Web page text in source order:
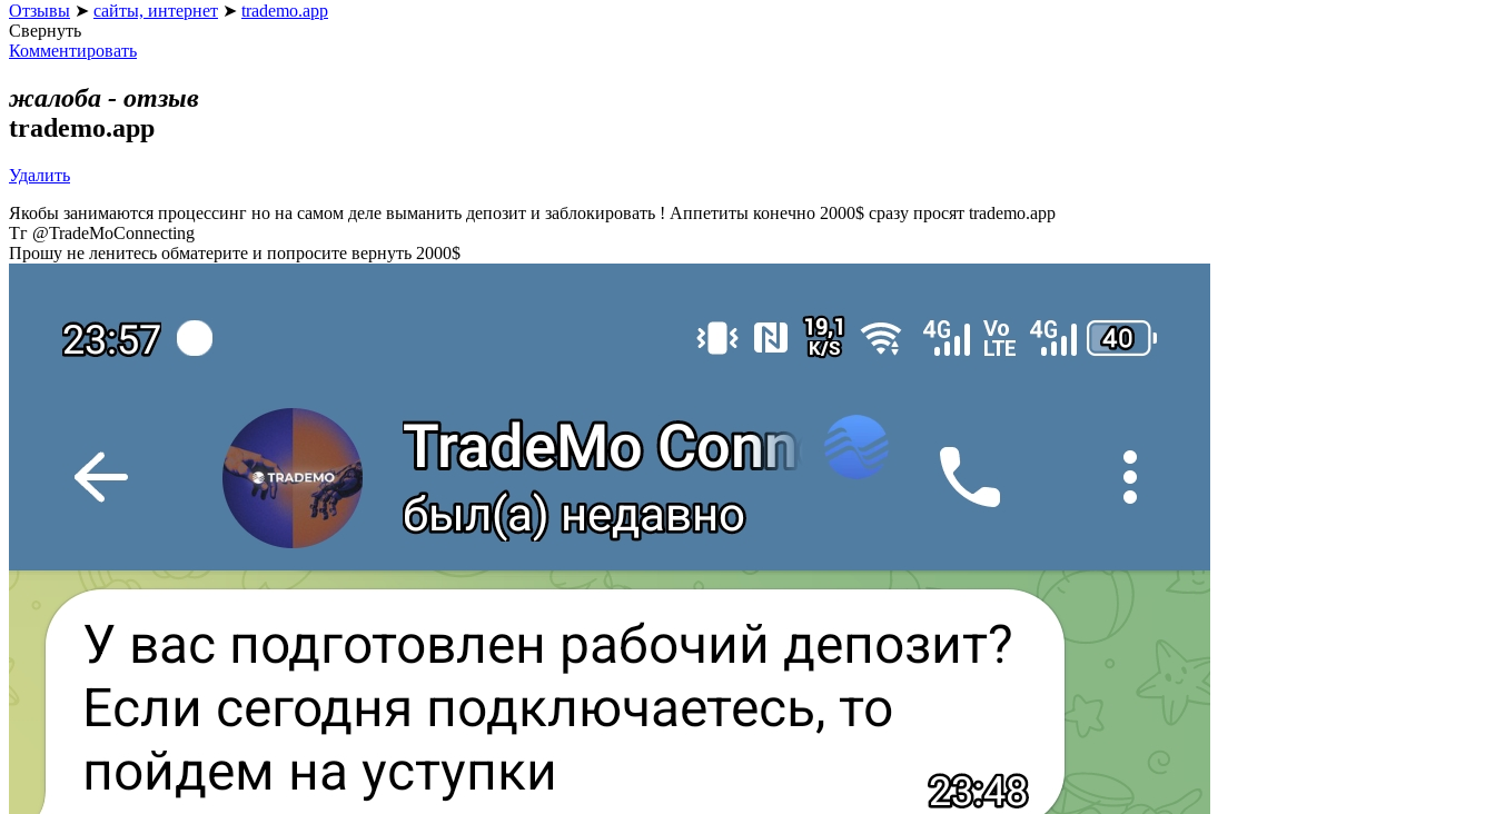
Отзывы ➤ сайты, интернет ➤ trademo.app
Свернуть
Комментировать
жалоба - отзыв
trademo.app
Удалить
Якобы занимаются процессинг но на самом деле выманить депозит и заблокировать ! Аппетиты конечно 2000$ сразу просят trademo.app
Тг @TradeMoConnecting
Прошу не ленитесь обматерите и попросите вернуть 2000$